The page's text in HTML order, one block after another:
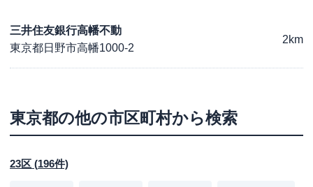
三井住友銀行高幡不動
東京都日野市高幡1000-2
2km
東京都の他の市区町村から検索
23区 (196件)